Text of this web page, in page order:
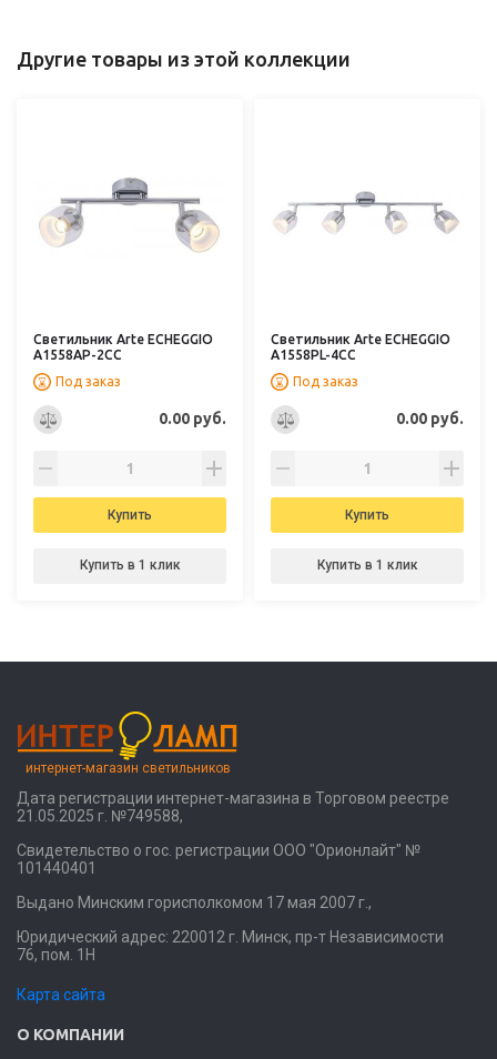
Другие товары из этой коллекции
Светильник Arte ECHEGGIO
A1558AP-2CC
Под заказ
0.00 руб.
Купить
Купить в 1 клик
Светильник Arte ECHEGGIO
A1558PL-4CC
Под заказ
0.00 руб.
Купить
Купить в 1 клик
интернет-магазин светильников
Дата регистрации интернет-магазина в Торговом реестре
21.05.2025 г. №749588,
Свидетельство о гос. регистрации ООО "Орионлайт" №
101440401
Выдано Минским горисполкомом 17 мая 2007 г.,
Юридический адрес: 220012 г. Минск, пр-т Независимости
76, пом. 1Н
Карта сайта
О КОМПАНИИ